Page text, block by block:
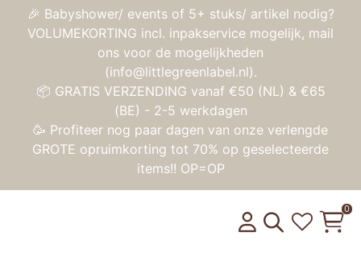
🎉 Babyshower/ events of 5+ stuks/ artikel nodig?
VOLUMEKORTING incl. inpakservice mogelijk, mail
ons voor de mogelijkheden
(info@littlegreenlabel.nl).
📦 GRATIS VERZENDING vanaf €50 (NL) & €65
(BE) - 2-5 werkdagen
🥳 Profiteer nog paar dagen van onze verlengde
GROTE opruimkorting tot 70% op geselecteerde
items!! OP=OP
Toggle
0